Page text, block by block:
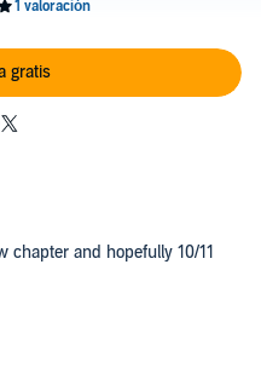
gratis
chapter and hopefully 10/11